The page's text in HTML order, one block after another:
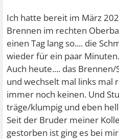
Ich hatte bereit im März
Brennen im rechten
einen Tag lang so.... die
wieder für ein paar Minuten.
Auch heute.... das
und wechselt mal links mal
immer noch keinen. Und
träge/klumpig und eben
Seit der Bruder meiner
gestorben ist ging es bei